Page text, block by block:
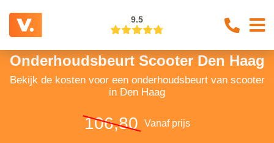
9.5
Onderhoudsbeurt Scooter Den Haag
Bekijk de kosten voor een onderhoudsbeurt van scooter
in Den Haag
106,80 Vanaf prijs